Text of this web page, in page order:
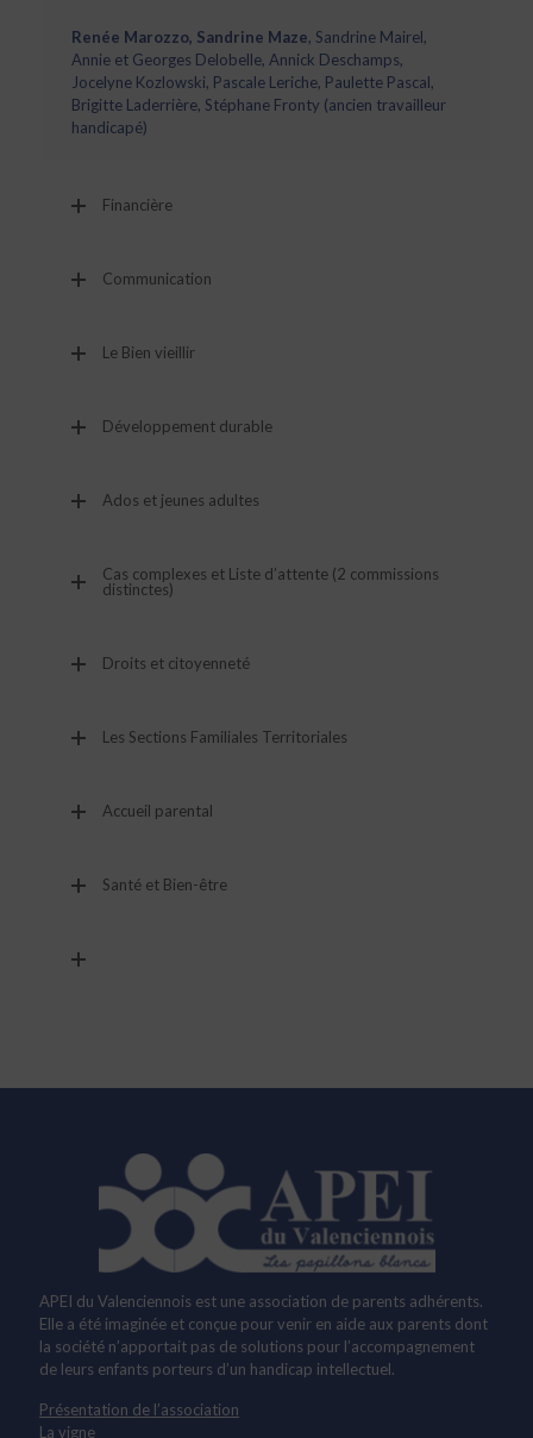
Renée Marozzo, Sandrine Maze, Sandrine Mairel,
Annie et Georges Delobelle, Annick Deschamps,
Jocelyne Kozlowski, Pascale Leriche, Paulette Pascal,
Brigitte Laderrière, Stéphane Fronty (ancien travailleur
handicapé)
Financière
Communication
Le Bien vieillir
Développement durable
Ados et jeunes adultes
Cas complexes et Liste d’attente (2 commissions
distinctes)
Droits et citoyenneté
Les Sections Familiales Territoriales
Accueil parental
Santé et Bien-être
APEI du Valenciennois est une association de parents adhérents.
Elle a été imaginée et conçue pour venir en aide aux parents dont
la société n’apportait pas de solutions pour l’accompagnement
de leurs enfants porteurs d’un handicap intellectuel.
Présentation de l’association
La vigne